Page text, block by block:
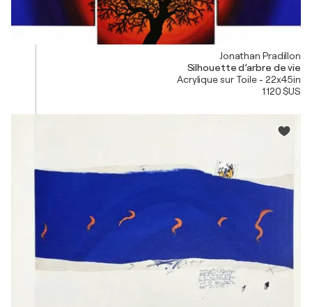
Jonathan Pradillon
Silhouette d’arbre de vie
Acrylique sur Toile - 22x45in
1 120 $US